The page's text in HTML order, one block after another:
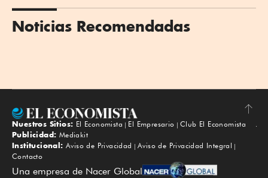
Noticias Recomendadas
Subir
Nuestros Sitios: El Economista El Empresario
Club El Economista
Publicidad: Mediakit
Institucional: Aviso de Privacidad
Aviso de Privacidad Integral
Contacto
Una empresa de Nacer Global